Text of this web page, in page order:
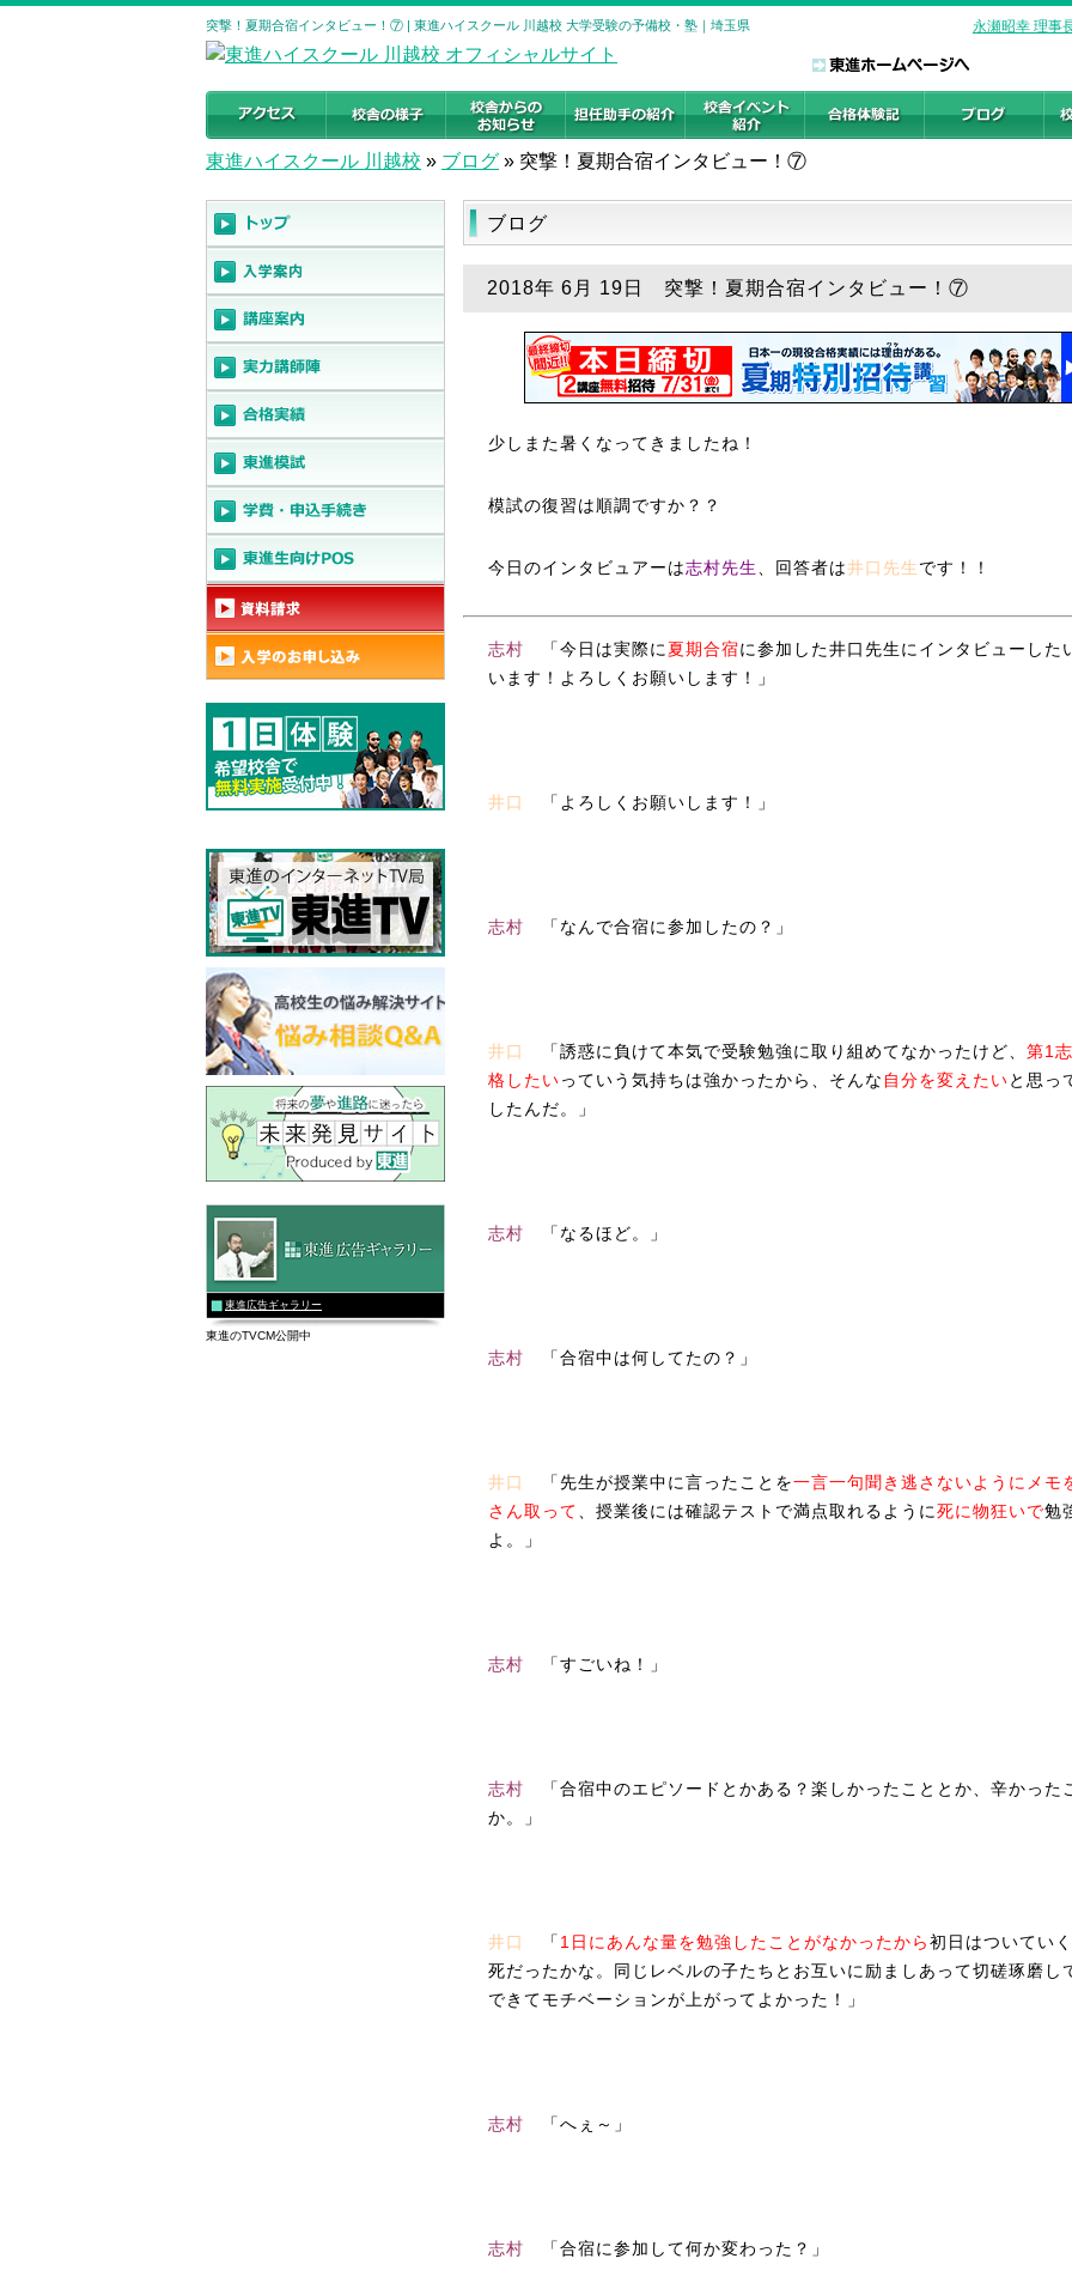
突撃！夏期合宿インタビュー！⑦ | 東進ハイスクール 川越校 大学受験の予備校・塾｜埼玉県 永瀬昭幸 理事
東進ハイスクール 川越校 » ブログ » 突撃！夏期合宿インタビュー！⑦
ブログ
2018年 6月 19日 突撃！夏期合宿インタビュー！⑦
少しまた暑くなってきましたね！
模試の復習は順調ですか？？
今日のインタビュアーは志村先生 、回答者は井口先生です！！
志村 「今日は実際に 夏期合宿に参加した井口先生にインタビューした
います！よろしくお願いします！」
井口 「よろしくお願いします！」
志村 「なんで合宿に参加したの？」
井口 「誘惑に負けて本気で受験勉強に取り組めてなかったけど、 第1
格したいっていう気持ちは強かったから、そんな 自分を変えたいと思っ
したんだ。」
志村 「なるほど。」
志村 「合宿中は何してたの？」
井口 「先生が授業中に言ったことを一言一句聞き逃さないようにメモ
さん取って
、授業後には確認テストで満点取れるように死に物狂いで勉
よ。」
志村 「すごいね！」
志村 「合宿中のエピソードとかある？楽しかったこととか、辛かった
か。」
井口 「 1日にあんな量を勉強したことがなかったから初日はついてい
死だったかな。同じレベルの子たちとお互いに励ましあって切磋琢磨し
できてモチベーションが上がってよかった！」
志村 「へぇ～」
志村 「合宿に参加して何か変わった？」
東進広告ギャラリー
東進のTVCM公開中